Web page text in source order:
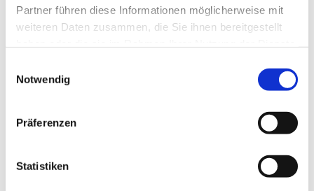
Partner führen diese Informationen möglicherweise mit
weiteren Daten zusammen, die Sie ihnen bereitgestellt
Notwendig
Präferenzen
StatistikenDies könnte Sie auch